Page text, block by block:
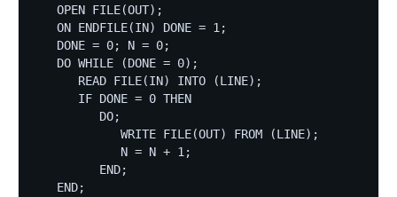
   OPEN FILE(OUT);
   ON ENDFILE(IN) DONE = 1;
   DONE = 0; N = 0;
   DO WHILE (DONE = 0);
      READ FILE(IN) INTO (LINE);
      IF DONE = 0 THEN
         DO;
            WRITE FILE(OUT) FROM (LINE);
            N = N + 1;
         END;
   END;